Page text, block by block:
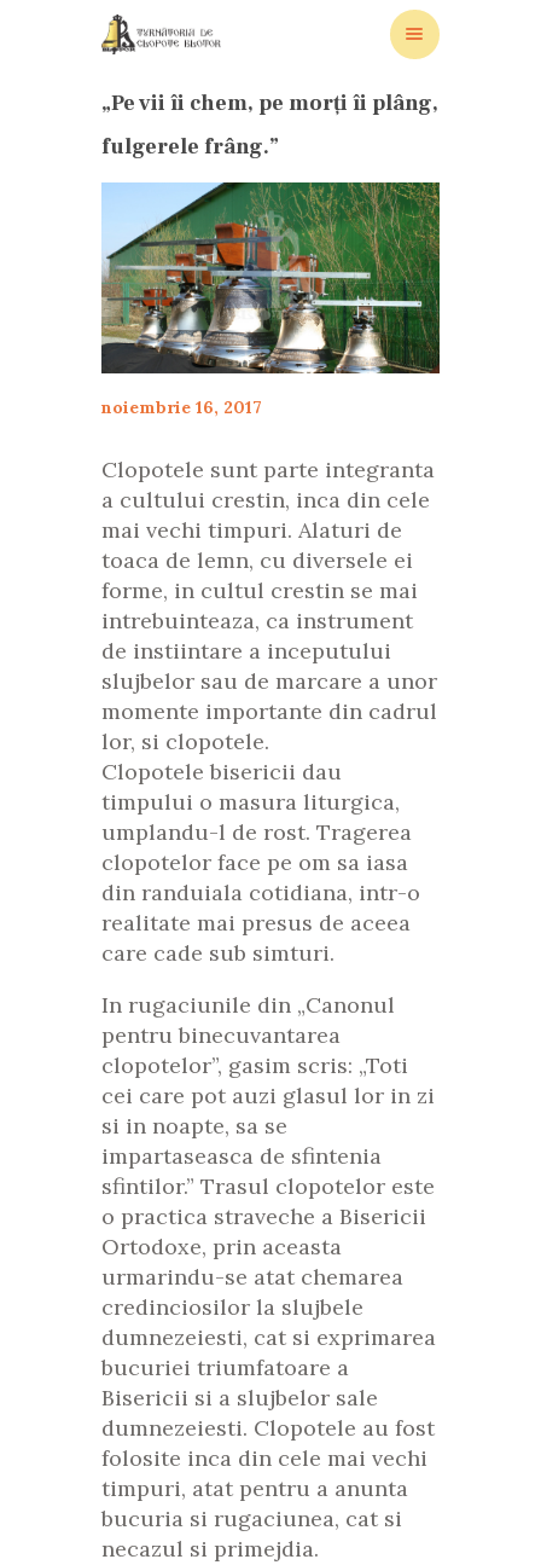
„Pe vii îi chem, pe morți îi plâng,
fulgerele frâng.”
PRODUSE SI SERVICII
GALERIE
REFERINTE
DESPRE
BLOG
NOUTĂTI
noiembrie 16, 2017
Clopotele sunt parte integranta
a cultului crestin, inca din cele
mai vechi timpuri. Alaturi de
toaca de lemn, cu diversele ei
forme, in cultul crestin se mai
intrebuinteaza, ca instrument
de instiintare a inceputului
slujbelor sau de marcare a unor
momente importante din cadrul
lor, si clopotele.
Clopotele bisericii dau
timpului o masura liturgica,
umplandu-l de rost. Tragerea
clopotelor face pe om sa iasa
din randuiala cotidiana, intr-o
realitate mai presus de aceea
care cade sub simturi.
In rugaciunile din „Canonul
pentru binecuvantarea
clopotelor”, gasim scris: „Toti
cei care pot auzi glasul lor in zi
si in noapte, sa se
impartaseasca de sfintenia
sfintilor.” Trasul clopotelor este
o practica straveche a Bisericii
Ortodoxe, prin aceasta
urmarindu-se atat chemarea
credinciosilor la slujbele
dumnezeiesti, cat si exprimarea
bucuriei triumfatoare a
Bisericii si a slujbelor sale
dumnezeiesti. Clopotele au fost
folosite inca din cele mai vechi
timpuri, atat pentru a anunta
bucuria si rugaciunea, cat si
necazul si primejdia.